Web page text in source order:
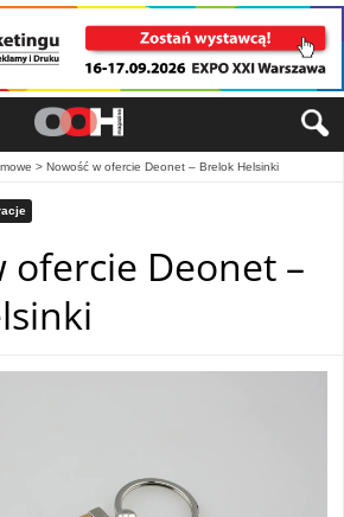
> Nowość w ofercie Deonet – Brelok Helsinki
ofercie Deonet –